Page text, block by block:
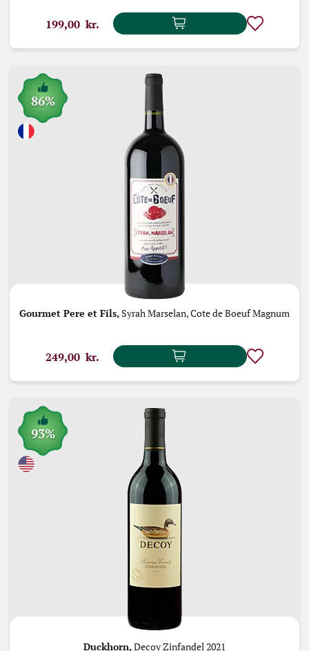
199,00 kr.
86%
Gourmet Pere et Fils,Syrah Marselan, Cote de Boeuf Magnum
249,00 kr.
93%
Duckhorn, Decoy Zinfandel 2021